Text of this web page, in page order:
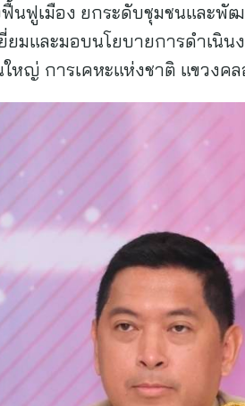
นฟูเมือง ยกระดับชุมชนและพั
ยมและมอบนโยบายการดำเนิ
ญ่ การเคหะแห่งชาติ แขวงคล